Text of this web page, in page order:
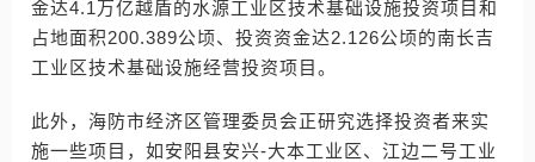
金达4.1万亿越盾的水源工业区技术基础设施投资项目和
占地面积200.389公顷、投资资金达2.126公顷的南长吉
工业区技术基础设施经营投资项目。
此外，海防市经济区管理委员会正研究选择投资者来实
施一些项目，如安阳县安兴-大本工业区、江边二号工业